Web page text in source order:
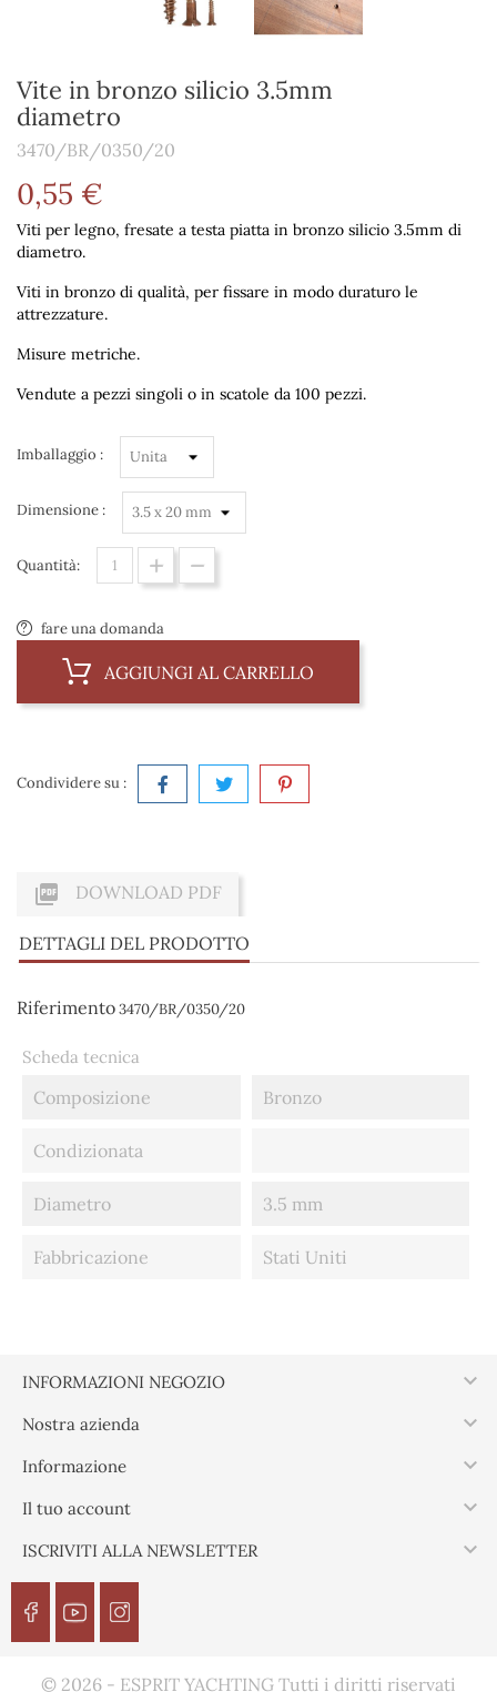
Vite in bronzo silicio 3.5mm
diametro
3470/BR/0350/20
0,55 €
Viti per legno, fresate a testa piatta in bronzo silicio 3.5mm di
diametro.
Viti in bronzo di qualità, per fissare in modo duraturo le
attrezzature.
Misure metriche.
Vendute a pezzi singoli o in scatole da 100 pezzi.
Imballaggio :
Dimensione :
Quantità:
fare una domanda
AGGIUNGI AL CARRELLO
Condividere su :
 DOWNLOAD PDF
DETTAGLI DEL PRODOTTO
Riferimento3470/BR/0350/20
Scheda tecnica
Composizione Bronzo
Condizionata
Diametro 3.5 mm
Fabbricazione Stati Uniti
INFORMAZIONI NEGOZIO 
Nostra azienda 
Informazione 
Il tuo account 
ISCRIVITI ALLA NEWSLETTER 
© 2026 - ESPRIT YACHTING Tutti i diritti riservati